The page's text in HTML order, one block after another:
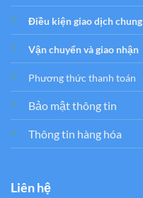
Điều kiện giao dịch chung
Vận chuyển và giao nhận
Phương thức thanh toán
Bảo mật thông tin
Thông tin hàng hóa
Liên hệ